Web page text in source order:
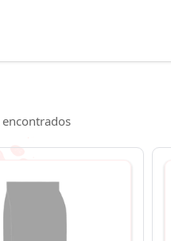
encontrados